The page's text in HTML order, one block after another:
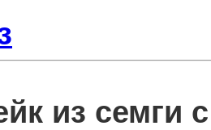
из семги